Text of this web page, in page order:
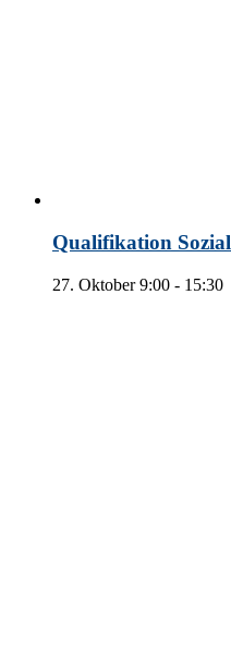
Qualifikation
27. Oktober 9:00 - 15:30